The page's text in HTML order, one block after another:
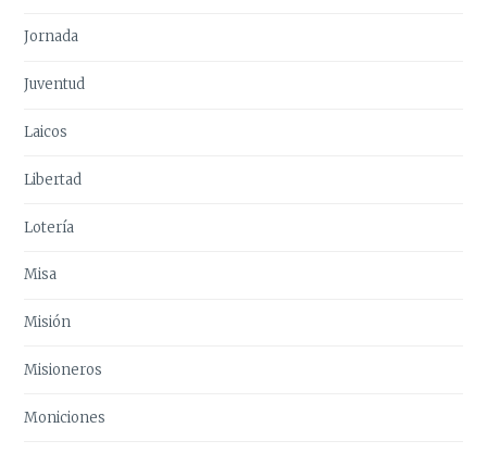
Jornada
Juventud
Laicos
Libertad
Lotería
Misa
Misión
Misioneros
Moniciones